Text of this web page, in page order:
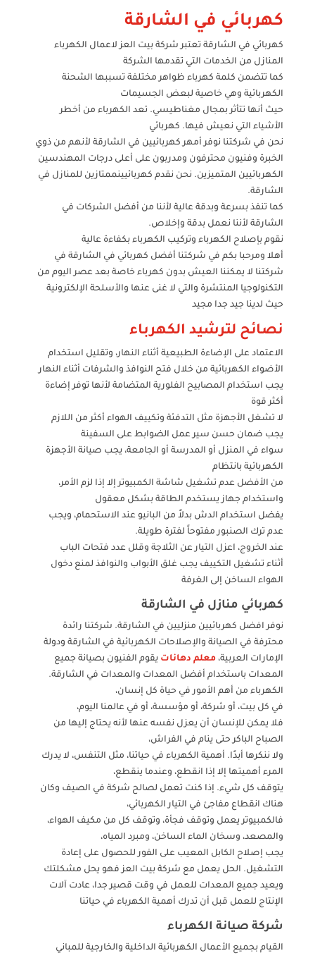
كهربائي في الشارقة
كهربائي في الشارقة تعتبر شركة بيت العز لاعمال الكهرباء
المنازل من الخدمات التي تقدمها الشركة
كما تتضمن كلمة كهرباء ظواهر مختلفة تسببها الشحنة
الكهربائية وهي خاصية لبعض الجسيمات
حيث أنها تتأثر بمجال مغناطيسي. تعد الكهرباء من أخطر
الأشياء التي نعيش فيها. كهربائي
نحن في شركتنا نوفر أمهر كهربائيين في الشارقة لأنهم من ذوي
الخبرة وفنيون محترفون ومدربون على أعلى درجات المهندسين
الكهربائيين المتميزين. نحن نقدم كهربائيينممتازين للمنازل في
الشارقة.
كما تنفذ بسرعة وبدقة عالية لأننا من أفضل الشركات في
الشارقة لأننا نعمل بدقة وإخلاص.
نقوم بإصلاح الكهرباء وتركيب الكهرباء بكفاءة عالية
أهلا ومرحبا بكم في شركتنا أفضل كهربائي في الشارقة في
شركتنا لا يمكننا العيش بدون كهرباء خاصة بعد عصر اليوم من
التكنولوجيا المنتشرة والتي لا غنى عنها والأسلحة الإلكترونية
حيث لدينا جيد جدا مجيد
نصائح لترشيد الكهرباء
الاعتماد على الإضاءة الطبيعية أثناء النهار، وتقليل استخدام
الأضواء الكهربائية من خلال فتح النوافذ والشرفات أثناء النهار
يجب استخدام المصابيح الفلورية المتضامة لأنها توفر إضاءة
أكثر قوة
لا تشغل الأجهزة مثل التدفئة وتكييف الهواء أكثر من اللازم
يجب ضمان حسن سير عمل الضوابط على السفينة
سواء في المنزل أو المدرسة أو الجامعة، يجب صيانة الأجهزة
الكهربائية بانتظام
من الأفضل عدم تشغيل شاشة الكمبيوتر إلا إذا لزم الأمر،
واستخدام جهاز يستخدم الطاقة بشكل معقول
يفضل استخدام الدش بدلاً من البانيو عند الاستحمام، ويجب
عدم ترك الصنبور مفتوحاً لفترة طويلة.
عند الخروج، اعزل التيار عن الثلاجة وقلل عدد فتحات الباب
أثناء تشغيل التكييف يجب غلق الأبواب والنوافذ لمنع دخول
الهواء الساخن إلى الغرفة
كهربائي منازل في الشارقة
نوفر افضل كهربائيين منزليين في الشارقة. شركتنا رائدة
محترفة في الصيانة والإصلاحات الكهربائية في الشارقة ودولة
الإمارات العربية، معلم دهانات يقوم الفنيون بصيانة جميع
المعدات باستخدام أفضل المعدات والمعدات في الشارقة.
الكهرباء من أهم الأمور في حياة كل إنسان،
في كل بيت، أو شركة، أو مؤسسة، أو في عالمنا اليوم،
فلا يمكن للإنسان أن يعزل نفسه عنها لأنه يحتاج إليها من
الصباح الباكر حتى ينام في الفراش،
ولا ننكرها أبدًا. أهمية الكهرباء في حياتنا، مثل التنفس، لا يدرك
المرء أهميتها إلا إذا انقطع، وعندما ينقطع،
يتوقف كل شيء. إذا كنت تعمل لصالح شركة في الصيف وكان
هناك انقطاع مفاجئ في التيار الكهربائي،
فالكمبيوتر يعمل وتوقف فجأة، وتوقف كل من مكيف الهواء،
والمصعد، وسخان الماء الساخن، ومبرد المياه،
يجب إصلاح الكابل المعيب على الفور للحصول على إعادة
التشغيل. الحل يعمل مع شركة بيت العز فهو يحل مشكلتك
ويعيد جميع المعدات للعمل في وقت قصير جدا، عادت آلات
الإنتاج للعمل قبل أن تدرك أهمية الكهرباء في حياتنا
شركة صيانة الكهرباء
القيام بجميع الأعمال الكهربائية الداخلية والخارجية للمباني